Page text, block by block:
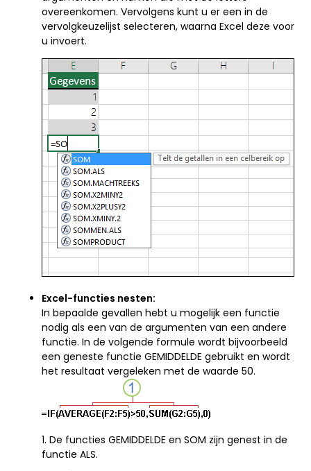
overeenkomen. Vervolgens kunt u er een in de
vervolgkeuzelijst selecteren, waarna Excel deze voor
u invoert.
Excel-functies nesten:
In bepaalde gevallen hebt u mogelijk een functie
nodig als een van de argumenten van een andere
functie. In de volgende formule wordt bijvoorbeeld
een geneste functie GEMIDDELDE gebruikt en wordt
het resultaat vergeleken met de waarde 50.
1. De functies GEMIDDELDE en SOM zijn genest in de
functie ALS.